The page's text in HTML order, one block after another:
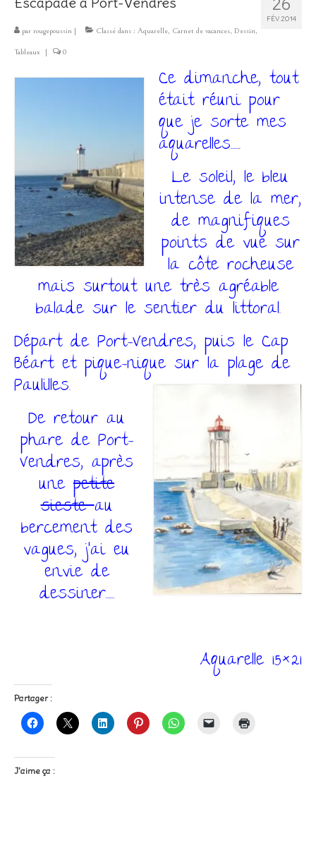
FÉV 2014
par rougepoussin | Classé dans : Aquarelle, Carnet de vacances, Dessin,
Tableaux | 0
Ce dimanche, tout
était réuni pour
que je sorte mes
aquarelles…….
Le soleil, le bleu
intense de la mer,
de magnifiques
points de vue sur
la côte rocheuse
mais surtout une très agréable
balade sur le sentier du littoral.
Départ de Port-Vendres, puis le Cap
Béart et pique-nique sur la plage de
Paulilles.
De retour au
phare de Port-
Vendres, après
une petite
siesteau
bercement des
vagues, j’ai eu
envie de
dessiner……
Aquarelle 15×21
Partager :
J’aime ça :